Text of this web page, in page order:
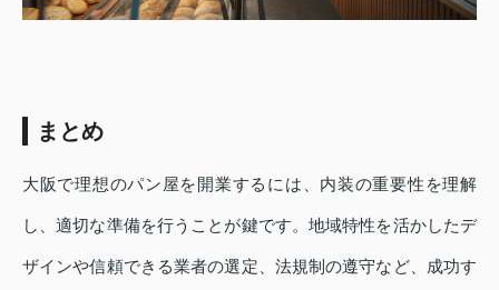
まとめ
大阪で理想のパン屋を開業するには、内装の重要性を理解
し、適切な準備を行うことが鍵です。地域特性を活かしたデ
ザインや信頼できる業者の選定、法規制の遵守など、成功す